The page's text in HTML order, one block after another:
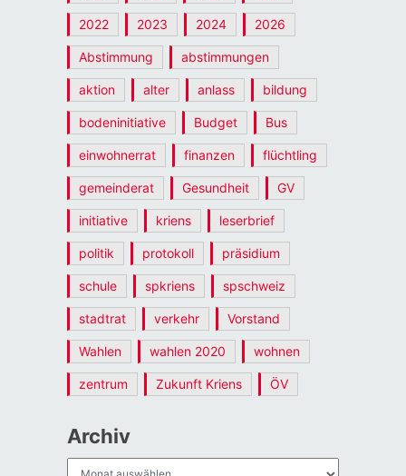
2022 2023 2024 2026
Abstimmung abstimmungen
aktion alter anlass bildung
bodeninitiative Budget Bus
einwohnerrat finanzen flüchtling
gemeinderat Gesundheit GV
initiative kriens leserbrief
politik protokoll präsidium
schule spkriens spschweiz
stadtrat verkehr Vorstand
Wahlen wahlen 2020 wohnen
zentrum Zukunft Kriens ÖV
Archiv